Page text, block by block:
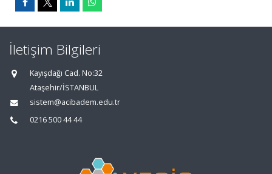
İletişim Bilgileri
Kayışdağı Cad. No:32
Ataşehir/İSTANBUL
sistem@acibadem.edu.tr
0216 500 44 44